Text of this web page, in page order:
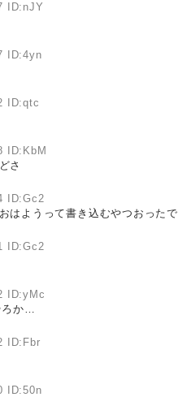
ID:nJY
ID:4yn
ID:qtc
ID:KbM
さ
ID:Gc2
はようって書き込むやつおったで
ID:Gc2
ID:yMc
ろか…
ID:Fbr
ID:50n